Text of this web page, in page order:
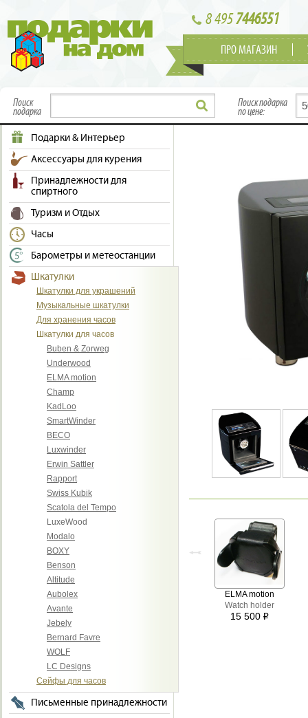
8 4957446551
ПРО МАГАЗИН
Поиск
подарка
Поиск подарка
по цене:
Подарки & Интерьер
Аксессуары для курения
Принадлежности для
спиртного
Туризм и Отдых
Часы
Барометры и метеостанции
Шкатулки
Шкатулки для украшений
Музыкальные шкатулки
Для хранения часов
Шкатулки для часов
Buben & Zorweg
Underwood
ELMA motion
Champ
KadLoo
SmartWinder
BECO
Luxwinder
Erwin Sattler
Rapport
Swiss Kubik
Scatola del Tempo
LuxeWood
Modalo
BOXY
Benson
Altitude
Aubolex
Avante
Jebely
Bernard Favre
WOLF
LC Designs
Сейфы для часов
Письменные принадлежности
ELMA motion
Watch holder
15 500 i